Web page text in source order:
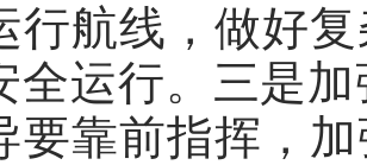
行航线，做好
全运行。三是
要靠前指挥，